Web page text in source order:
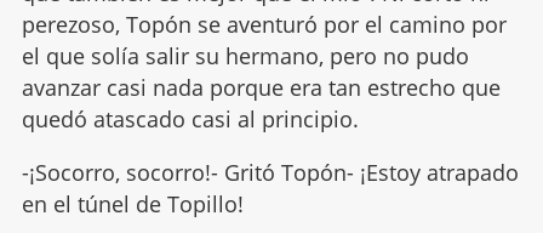
perezoso, Topón se aventuró por el camino por
el que solía salir su hermano, pero no pudo
avanzar casi nada porque era tan estrecho que
quedó atascado casi al principio.
-¡Socorro, socorro!- Gritó Topón- ¡Estoy atrapado
en el túnel de Topillo!